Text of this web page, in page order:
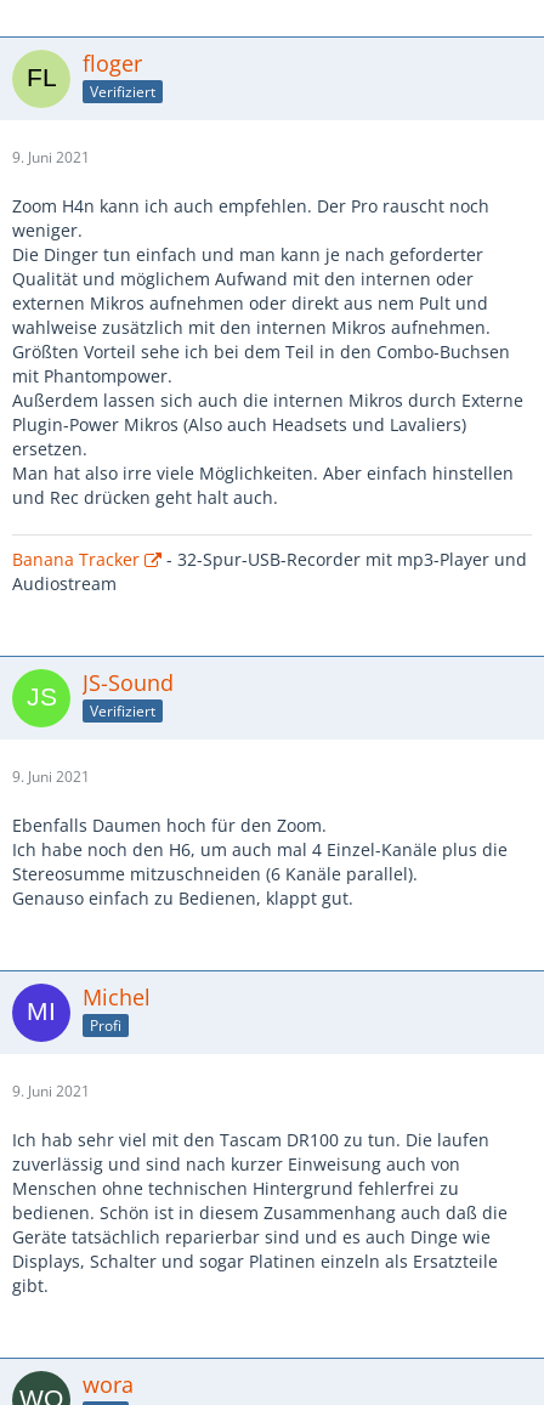
floger
Verifiziert
9. Juni 2021
Zoom H4n kann ich auch empfehlen. Der Pro rauscht noch
weniger.
Die Dinger tun einfach und man kann je nach geforderter
Qualität und möglichem Aufwand mit den internen oder
externen Mikros aufnehmen oder direkt aus nem Pult und
wahlweise zusätzlich mit den internen Mikros aufnehmen.
Größten Vorteil sehe ich bei dem Teil in den Combo-Buchsen
mit Phantompower.
Außerdem lassen sich auch die internen Mikros durch Externe
Plugin-Power Mikros (Also auch Headsets und Lavaliers)
ersetzen.
Man hat also irre viele Möglichkeiten. Aber einfach hinstellen
und Rec drücken geht halt auch.
Banana Tracker
- 32-Spur-USB-Recorder mit mp3-Player und
Audiostream
JS-Sound
Verifiziert
9. Juni 2021
Ebenfalls Daumen hoch für den Zoom.
Ich habe noch den H6, um auch mal 4 Einzel-Kanäle plus die
Stereosumme mitzuschneiden (6 Kanäle parallel).
Genauso einfach zu Bedienen, klappt gut.
Michel
Profi
9. Juni 2021
Ich hab sehr viel mit den Tascam DR100 zu tun. Die laufen
zuverlässig und sind nach kurzer Einweisung auch von
Menschen ohne technischen Hintergrund fehlerfrei zu
bedienen. Schön ist in diesem Zusammenhang auch daß die
Geräte tatsächlich reparierbar sind und es auch Dinge wie
Displays, Schalter und sogar Platinen einzeln als Ersatzteile
gibt.
wora